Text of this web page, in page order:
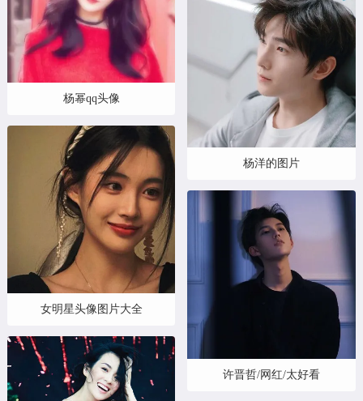
杨幂qq头像
女明星头像图片大全
杨洋的图片
许晋哲/网红/太好看